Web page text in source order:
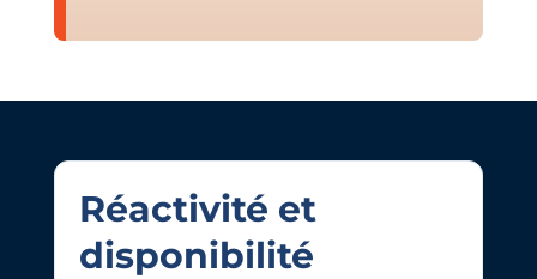
Réactivité et
disponibilité